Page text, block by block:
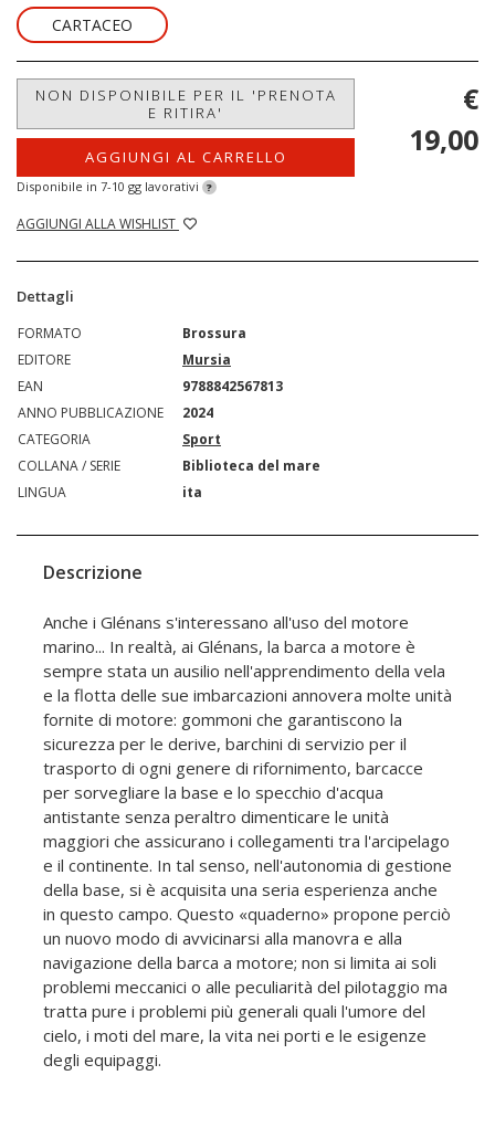
CARTACEO
NON DISPONIBILE PER IL 'PRENOTA
E RITIRA'
AGGIUNGI AL CARRELLO
Disponibile in 7-10 gg lavorativi ?
AGGIUNGI ALLA WISHLIST
€
19,00
Dettagli
FORMATO
Brossura
EDITORE
Mursia
EAN
9788842567813
ANNO PUBBLICAZIONE
2024
CATEGORIA
Sport
COLLANA / SERIE
Biblioteca del mare
LINGUA
ita
Descrizione
Anche i Glénans s'interessano all'uso del motore
marino... In realtà, ai Glénans, la barca a motore è
sempre stata un ausilio nell'apprendimento della vela
e la flotta delle sue imbarcazioni annovera molte unità
fornite di motore: gommoni che garantiscono la
sicurezza per le derive, barchini di servizio per il
trasporto di ogni genere di rifornimento, barcacce
per sorvegliare la base e lo specchio d'acqua
antistante senza peraltro dimenticare le unità
maggiori che assicurano i collegamenti tra l'arcipelago
e il continente. In tal senso, nell'autonomia di gestione
della base, si è acquisita una seria esperienza anche
in questo campo. Questo «quaderno» propone perciò
un nuovo modo di avvicinarsi alla manovra e alla
navigazione della barca a motore; non si limita ai soli
problemi meccanici o alle peculiarità del pilotaggio ma
tratta pure i problemi più generali quali l'umore del
cielo, i moti del mare, la vita nei porti e le esigenze
degli equipaggi.